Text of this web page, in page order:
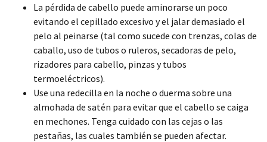
La pérdida de cabello puede aminorarse un poco
evitando el cepillado excesivo y el jalar demasiado el
pelo al peinarse (tal como sucede con trenzas, colas de
caballo, uso de tubos o ruleros, secadoras de pelo,
rizadores para cabello, pinzas y tubos
termoeléctricos).
Use una redecilla en la noche o duerma sobre una
almohada de satén para evitar que el cabello se caiga
en mechones. Tenga cuidado con las cejas o las
pestañas, las cuales también se pueden afectar.